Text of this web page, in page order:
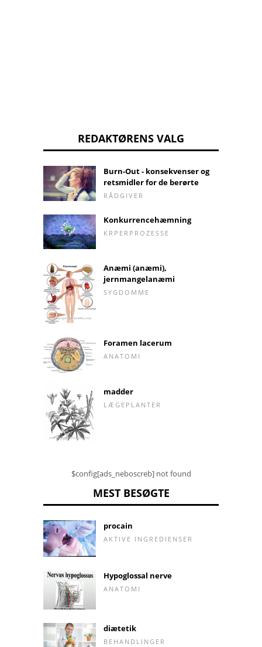
REDAKTØRENS VALG
Burn-Out - konsekvenser og
retsmidler for de berørte
RÅDGIVER
Konkurrencehæmning
KRPERPROZESSE
Anæmi (anæmi),
jernmangelanæmi
SYGDOMME
Foramen lacerum
ANATOMI
madder
LÆGEPLANTER
$config[ads_neboscreb] not found
MEST BESØGTE
procain
AKTIVE INGREDIENSER
Hypoglossal nerve
ANATOMI
diætetik
BEHANDLINGER